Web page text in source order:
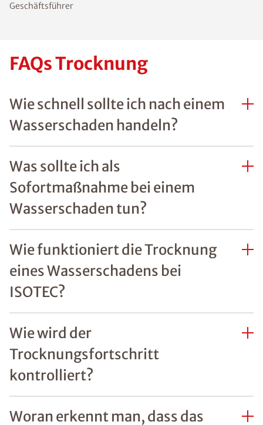
Geschäftsführer
FAQs Trocknung
Wie schnell sollte ich nach einem
Wasserschaden handeln?
Was sollte ich als
Sofortmaßnahme bei einem
Wasserschaden tun?
Wie funktioniert die Trocknung
eines Wasserschadens bei
ISOTEC?
Wie wird der
Trocknungsfortschritt
kontrolliert?
Woran erkennt man, dass das